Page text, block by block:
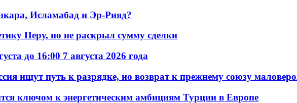
Исламабад и Эр-Рияд?
Перу, но не раскрыл сумму сделки
до 16:00 7 августа 2026 года
ищут путь к разрядке, но возврат к прежнему союзу
ключом к энергетическим амбициям Турции в Европе